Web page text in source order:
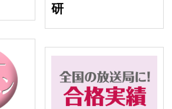
研
6月開催 ナレーター体験